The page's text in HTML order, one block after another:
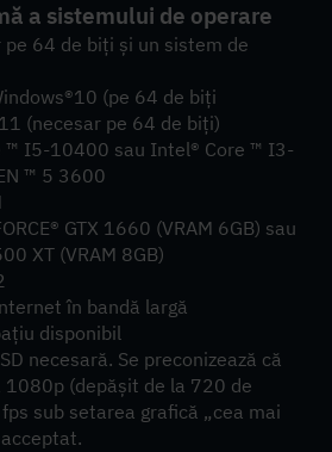
a sistemului de operare
64 de biți și un sistem de
(pe 64 de biți
(necesar pe 64 de biți)
™ I5-10400 sau Intel® Core ™ I3-
™ 5 3600
GTX 1660 (VRAM 6GB) sau
XT (VRAM 8GB)
în bandă largă
disponibil
necesară. Se preconizează că
(depășit de la 720 de
sub setarea grafică „cea mai